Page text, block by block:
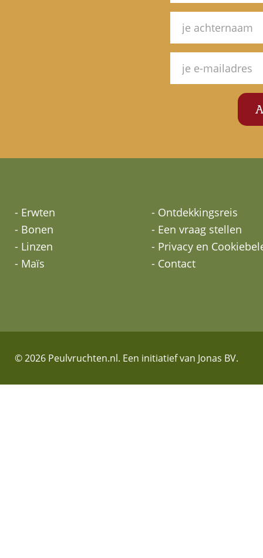
- Erwten
- Bonen
- Linzen
- Maïs
- Ontdekkingsreis
- Een vraag stellen
- Privacy en
- Contact
© 2026 Peulvruchten.nl. Een initiatief van Jonas BV.